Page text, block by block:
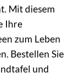
Mit diesem
Ihre
zum Leben
Bestellen Sie
und